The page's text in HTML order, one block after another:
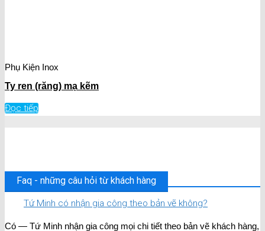
Phụ Kiện Inox
Ty ren (răng) mạ kẽm
Đọc tiếp
Faq - những câu hỏi từ khách hàng
Tứ Minh có nhận gia công theo bản vẽ không?
Có — Tứ Minh nhận gia công mọi chi tiết theo bản vẽ khách hàng,